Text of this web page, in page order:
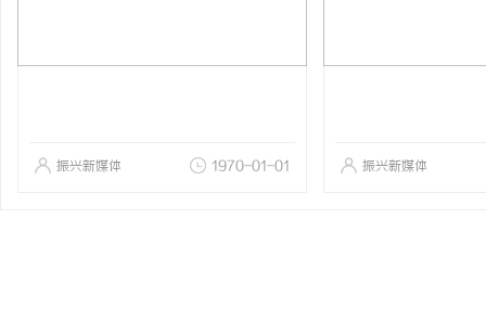
振兴新媒体 1970-01-01 振兴新媒体